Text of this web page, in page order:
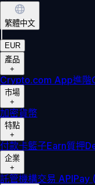
繁體中文
EUR
產品
+
Crypto.com App進階
市場
+
加密貨幣
特點
+
付款卡籃子Earn質押
企業
+
託管機構交易 APIPay